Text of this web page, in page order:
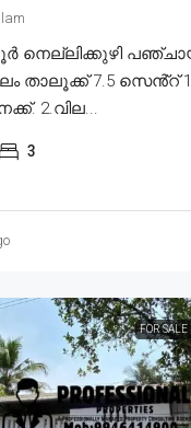
നെല്ലിക്കുഴി
താലൂക്ക് 7.5 സെൻ്റ്
2.വില...
3
FOR SALE